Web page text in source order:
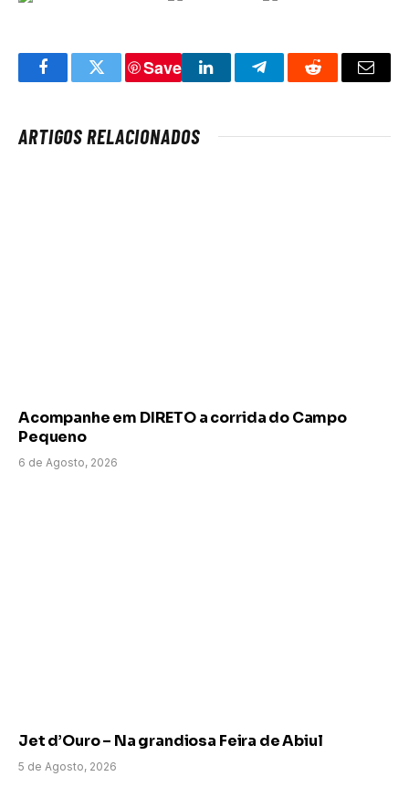
FacebookTwitter
Save
LinkedInTelegramReddit Email
ARTIGOS RELACIONADOS
Acompanhe em DIRETO a corrida do Campo
Pequeno
6 de Agosto, 2026
Jet d’Ouro – Na grandiosa Feira de Abiul
5 de Agosto, 2026